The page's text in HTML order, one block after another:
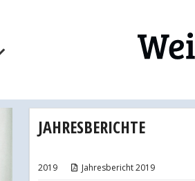
JAHRESBERICHTE
2019 Jahresbericht 2019